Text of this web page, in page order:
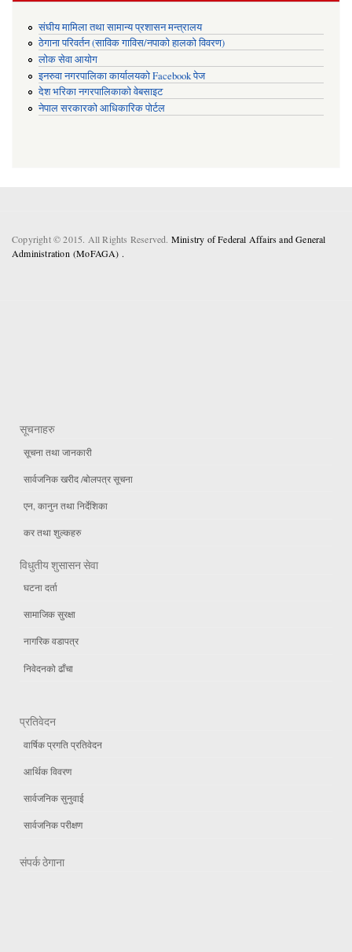
संघीय मामिला तथा सामान्य प्रशासन मन्त्रालय
ठेगाना परिवर्तन (साविक गाविस/नपाको हालको विवरण)
लोक सेवा आयोग
इनरुवा नगरपालिका कार्यालयको Facebook पेज
देश भरिका नगरपालिकाको वेबसाइट
नेपाल सरकारको आधिकारिक पोर्टल
Copyright © 2015. All Rights Reserved. Ministry of Federal Affairs and General
Administration (MoFAGA) .
सूचनाहरु
सूचना तथा जानकारी
सार्वजनिक खरीद /बोलपत्र सूचना
एन, कानुन तथा निर्देशिका
कर तथा शुल्कहरु
विधुतीय शुसासन सेवा
घटना दर्ता
सामाजिक सुरक्षा
नागरिक वडापत्र
निवेदनको ढाँचा
प्रतिवेदन
वार्षिक प्रगति प्रतिवेदन
आर्थिक विवरण
सार्वजनिक सुनुवाई
सार्वजनिक परीक्षण
संपर्क ठेगाना